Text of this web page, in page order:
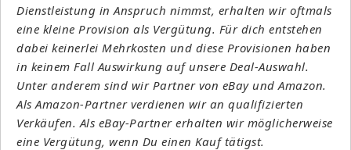
Dienstleistung in Anspruch nimmst, erhalten wir oftmals
eine kleine Provision als Vergütung. Für dich entstehen
dabei keinerlei Mehrkosten und diese Provisionen haben
in keinem Fall Auswirkung auf unsere Deal-Auswahl.
Unter anderem sind wir Partner von eBay und Amazon.
Als Amazon-Partner verdienen wir an qualifizierten
Verkäufen. Als eBay-Partner erhalten wir möglicherweise
eine Vergütung, wenn Du einen Kauf tätigst.